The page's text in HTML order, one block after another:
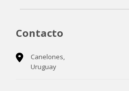
Contacto
Canelones,
Uruguay